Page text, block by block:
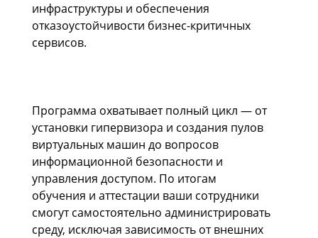
инфраструктуры и обеспечения
отказоустойчивости бизнес-критичных
сервисов.
Программа охватывает полный цикл — от
установки гипервизора и создания пулов
виртуальных машин до вопросов
информационной безопасности и
управления доступом. По итогам
обучения и аттестации ваши сотрудники
смогут самостоятельно администрировать
среду, исключая зависимость от внешних